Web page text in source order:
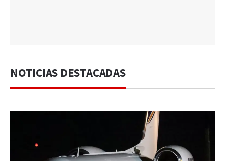
NOTICIAS DESTACADAS